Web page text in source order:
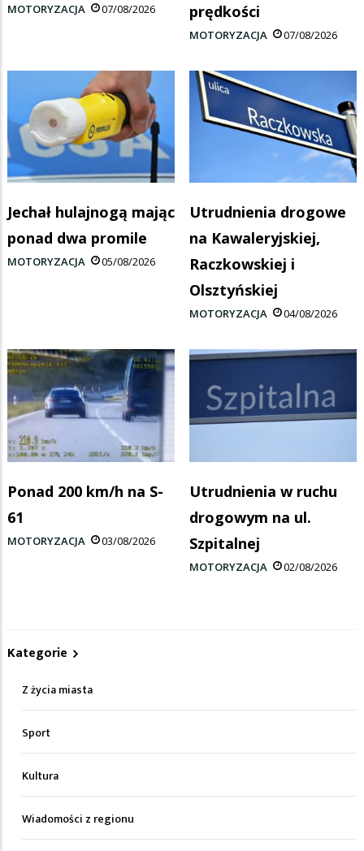
MOTORYZACJA 07/08/2026
prędkości
MOTORYZACJA 07/08/2026
Jechał hulajnogą mając
ponad dwa promile
MOTORYZACJA 05/08/2026
Utrudnienia drogowe
na Kawaleryjskiej,
Raczkowskiej i
Olsztyńskiej
MOTORYZACJA 04/08/2026
Ponad 200 km/h na S-
61
MOTORYZACJA 03/08/2026
Utrudnienia w ruchu
drogowym na ul.
Szpitalnej
MOTORYZACJA 02/08/2026
Kategorie
Z życia miasta
Sport
Kultura
Wiadomości z regionu